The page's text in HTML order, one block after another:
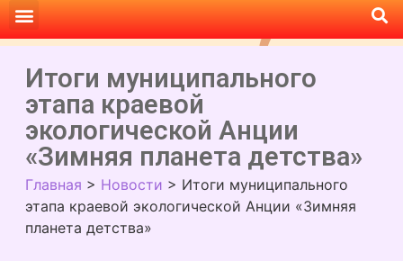
Итоги муниципального
этапа краевой
экологической Анции
«Зимняя планета детства»
Главная > Новости > Итоги муниципального
этапа краевой экологической Анции «Зимняя
планета детства»